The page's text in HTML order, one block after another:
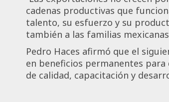
cadenas productivas que
talento, su esfuerzo y su
también a las familias
Pedro Haces afirmó que el
en beneficios permanentes
de calidad, capacitación y